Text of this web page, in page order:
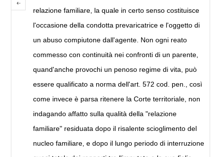
relazione familiare, la quale in certo senso costituisce
l'occasione della condotta prevaricatrice e l'oggetto di
un abuso compiutone dall'agente. Non ogni reato
commesso con continuità nei confronti di un parente,
quand'anche provochi un penoso regime di vita, può
essere qualificato a norma dell'art. 572 cod. pen., così
come invece è parsa ritenere la Corte territoriale, non
indagando affatto sulla qualità della "relazione
familiare" residuata dopo il risalente scioglimento del
nucleo familiare, e dopo il lungo periodo di interruzione